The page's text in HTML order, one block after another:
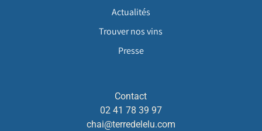
Actualités
Trouver nos vins
Presse
Contact
02 41 78 39 97
chai@terredelelu.com